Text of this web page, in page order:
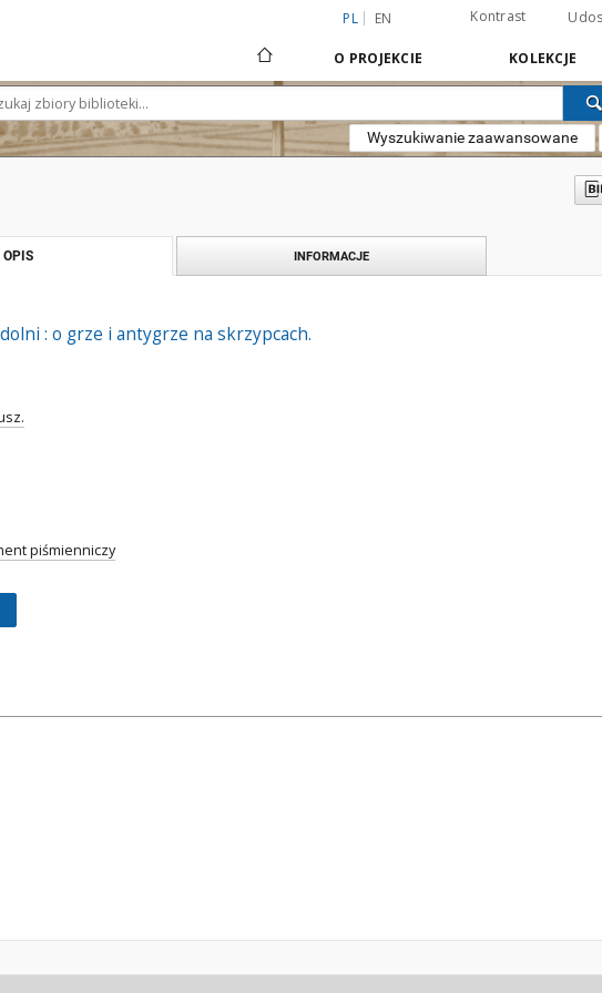
PL EN Kontrast
O PROJEKCIE KOLEKCJE
Wyszukiwanie zaawansowane
OPIS INFORMACJE
: o grze i antygrze na skrzypcach.
piśmienniczy